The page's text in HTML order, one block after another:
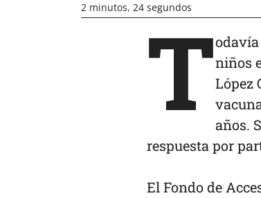
2 minutos, 24 segundos
Todavía
niños
López
años.
respuesta por
El Fondo de